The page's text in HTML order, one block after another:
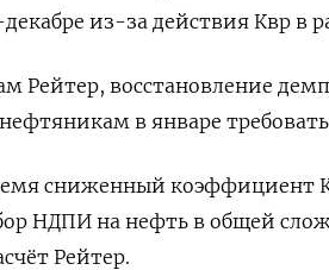
из-за действия Квр в
Рейтер, восстановление
в январе
сниженный коэффициент
НДПИ на нефть в общей
Рейтер.